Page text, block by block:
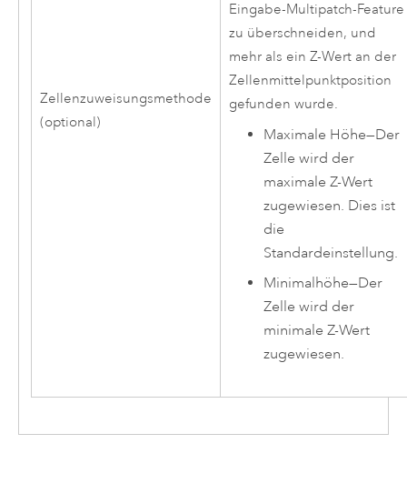
Zellenzuweisungsmethode
(optional)
Eingabe-Multipatch-Feature
zu überschneiden, und
mehr als ein Z-Wert an der
Zellenmittelpunktposition
gefunden wurde.
Maximale Höhe—Der
Zelle wird der
maximale Z-Wert
zugewiesen. Dies ist
die
Standardeinstellung.
Minimalhöhe—Der
Zelle wird der
minimale Z-Wert
zugewiesen.